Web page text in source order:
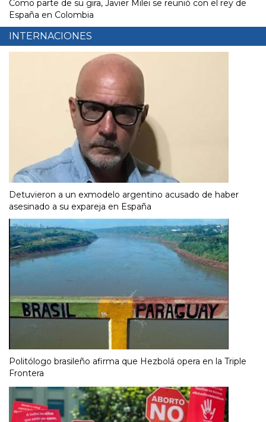
Como parte de su gira, Javier Milei se reunió con el rey de
España en Colombia
INTERNACIONES
Detuvieron a un exmodelo argentino acusado de haber
asesinado a su expareja en España
Politólogo brasileño afirma que Hezbolá opera en la Triple
Frontera